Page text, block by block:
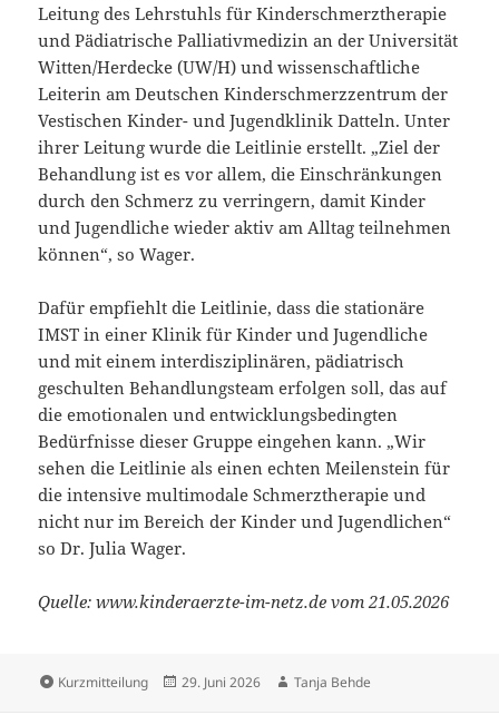
Leitung des Lehrstuhls für Kinderschmerztherapie
und Pädiatrische Palliativmedizin an der Universität
Witten/Herdecke (UW/H) und wissenschaftliche
Leiterin am Deutschen Kinderschmerzzentrum der
Vestischen Kinder- und Jugendklinik Datteln. Unter
ihrer Leitung wurde die Leitlinie erstellt. „Ziel der
Behandlung ist es vor allem, die Einschränkungen
durch den Schmerz zu verringern, damit Kinder
und Jugendliche wieder aktiv am Alltag teilnehmen
können“, so Wager.
Dafür empfiehlt die Leitlinie, dass die stationäre
IMST in einer Klinik für Kinder und Jugendliche
und mit einem interdisziplinären, pädiatrisch
geschulten Behandlungsteam erfolgen soll, das auf
die emotionalen und entwicklungsbedingten
Bedürfnisse dieser Gruppe eingehen kann. „Wir
sehen die Leitlinie als einen echten Meilenstein für
die intensive multimodale Schmerztherapie und
nicht nur im Bereich der Kinder und Jugendlichen“
so Dr. Julia Wager.
Quelle: www.kinderaerzte-im-netz.de vom 21.05.2026
Format
Kurzmitteilung
Veröffentlicht
29. Juni 2026 Autor
Tanja Behde